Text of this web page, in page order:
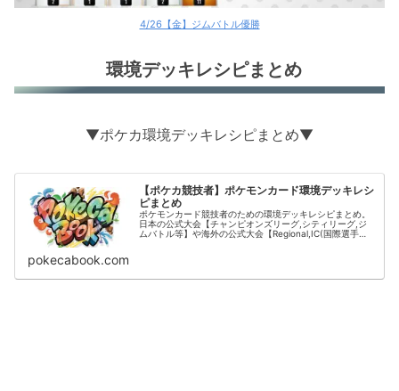
4/26【金】ジムバトル優勝
環境デッキレシピまとめ
▼ポケカ環境デッキレシピまとめ▼
【ポケカ競技者】ポケモンカード環境デッキレシ
ピまとめ
ポケモンカード競技者のための環境デッキレシピまとめ。
日本の公式大会【チャンピオンズリーグ,シティリーグ,ジ
ムバトル等】や海外の公式大会【Regional,IC(国際選手
pokecabook.com